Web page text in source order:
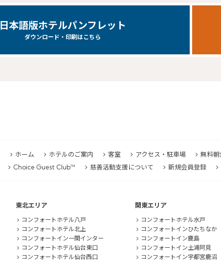
日本語版ホテルパンフレット
ダウンロード・印刷はこちら
ホーム ホテルのご案内 客室 アクセス・駐車場 無料朝
Choice Guest Club™
慈善活動支援について 新規会員登録
東北エリア
コンフォートホテル八戸
コンフォートホテル北上
コンフォートイン一関インター
コンフォートホテル仙台東口
コンフォートホテル仙台西口
関東エリア
コンフォートホテル水戸
コンフォートインひたちなか
コンフォートイン鹿島
コンフォートイン土浦阿見
コンフォートイン宇都宮鹿沼